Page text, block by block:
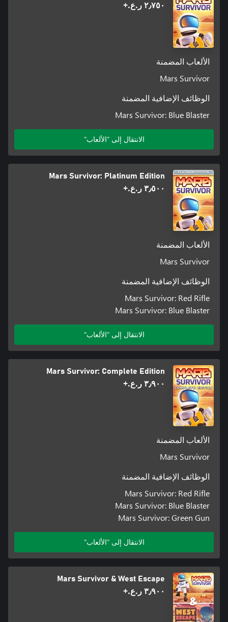
٢٫٧٥٠ ر.ع.‏+
الألعاب المضمنة
Mars Survivor
الوظائف الإضافية المضمنة
Mars Survivor: Blue Blaster
الانتقال إلى "الألعاب"
Mars Survivor: Platinum Edition
٣٫٥٠٠ ر.ع.‏+
الألعاب المضمنة
Mars Survivor
الوظائف الإضافية المضمنة
Mars Survivor: Red Rifle
Mars Survivor: Blue Blaster
الانتقال إلى "الألعاب"
Mars Survivor: Complete Edition
٣٫٩٠٠ ر.ع.‏+
الألعاب المضمنة
Mars Survivor
الوظائف الإضافية المضمنة
Mars Survivor: Red Rifle
Mars Survivor: Blue Blaster
Mars Survivor: Green Gun
الانتقال إلى "الألعاب"
Mars Survivor & West Escape
٣٫٩٠٠ ر.ع.‏+